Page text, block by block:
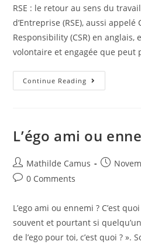
RSE : le retour au sens du
d’Entreprise (RSE), aussi appelé
Responsibility (CSR) en anglais,
volontaire et engagée que peut
Continue Reading
L’égo ami ou
Mathilde Camus
0 Comments
L’ego ami ou ennemi ? C’est
souvent et pourtant si
de l’ego pour toi, c’est quoi ? ».